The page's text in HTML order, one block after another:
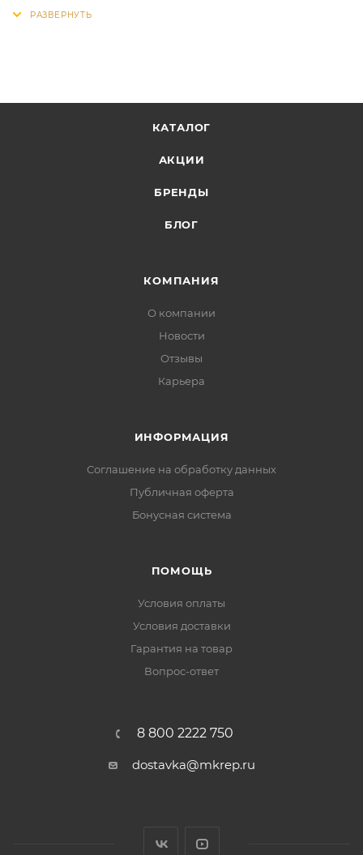
КАТАЛОГ
АКЦИИ
БРЕНДЫ
БЛОГ
КОМПАНИЯ
О компании
Новости
Отзывы
Карьера
ИНФОРМАЦИЯ
Соглашение на обработку данных
Публичная оферта
Бонусная система
ПОМОЩЬ
Условия оплаты
Условия доставки
Гарантия на товар
Вопрос-ответ
8 800 2222 750
dostavka@mkrep.ru